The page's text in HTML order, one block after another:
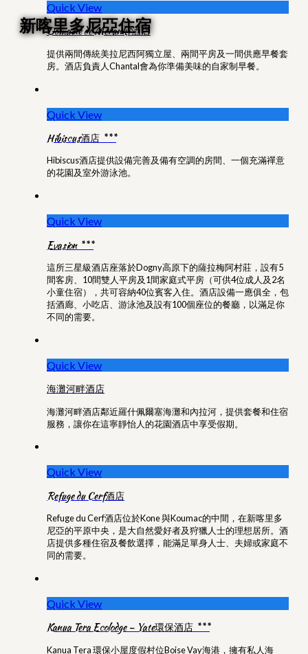
新喀里多尼亞住宿
Quick View
Domaine de Meranki 酒店
提供兩間傳統美拉尼西阿獨立屋、兩間平房及一間供應早餐套
房。酒店負責人Chantal會為你準備美味的自家制早餐。
Quick View
Hibiscus酒店 ***
Hibiscus酒店提供設備完善及備有空調的房間、一個充滿禪意
的花園及室外游泳池。
Quick View
Evasion ***
這所三星級酒店座落於Dogny高原下的薩拉梅阿村莊，設有5
間客房、10間雙人平房及1間家庭式平房（可供4位成人及2名
小童住宿），共可容納40位賓客入住。酒店設備一應俱全，包
括酒廊、小吃店、游泳池及設有100個座位的餐廳，以滿足你
不同的需要。
Quick View
海灘河畔酒店
海灘河畔酒店鄰近羅什佩爾塞海灘和內拉河，提供套餐和住宿
服務，讓你在這寧靜怡人的花園酒店中享受假期。
Quick View
Refuge du Cerf酒店
Refuge du Cerf酒店位於Kone 與Koumac的中間，在新喀里多
尼亞的平原中央，是大自然愛好者及狩獵人士的理想居所。酒
店提供多種住宿及餐飲選擇，能滿足單身人士、夫婦或家庭不
同的需要。
Quick View
Kanua Tera Ecolodge – Yate環保酒店 ***
Kanua Tera 環保小屋度假村位Boise Vay海港，擁有私人海